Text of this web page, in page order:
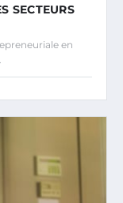
SECTEURS
en